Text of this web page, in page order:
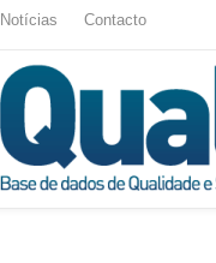
Notícias Contacto